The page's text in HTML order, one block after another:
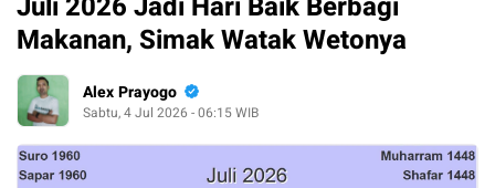
Makanan, Simak Watak Wetonya
Alex Prayogo
Sabtu, 4 Jul 2026 - 06:15 WIB